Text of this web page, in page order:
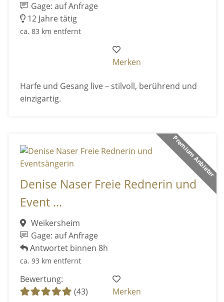
Gage: auf Anfrage
12 Jahre tätig
ca. 83 km entfernt
Merken
Harfe und Gesang live – stilvoll, berührend und
einzigartig.
Premium Anbieter
Denise Naser Freie Rednerin und
Event ...
Weikersheim
Gage: auf Anfrage
Antwortet binnen 8h
ca. 93 km entfernt
Bewertung:
(43)
Merken